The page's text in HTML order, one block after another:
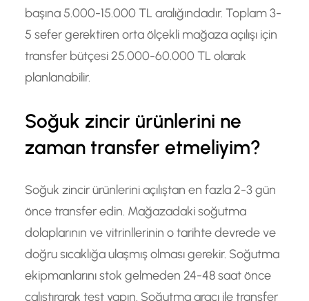
başına 5.000-15.000 TL aralığındadır. Toplam 3-
5 sefer gerektiren orta ölçekli mağaza açılışı için
transfer bütçesi 25.000-60.000 TL olarak
planlanabilir.
Soğuk zincir ürünlerini ne
zaman transfer etmeliyim?
Soğuk zincir ürünlerini açılıştan en fazla 2-3 gün
önce transfer edin. Mağazadaki soğutma
dolaplarının ve vitrinllerinin o tarihte devrede ve
doğru sıcaklığa ulaşmış olması gerekir. Soğutma
ekipmanlarını stok gelmeden 24-48 saat önce
çalıştırarak test yapın. Soğutma araçı ile transfer